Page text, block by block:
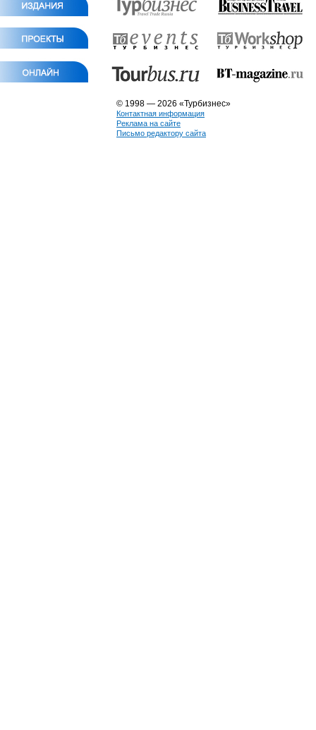
© 1998 — 2026 «Турбизнес»
Контактная информация
Реклама на сайте
Письмо редактору сайта